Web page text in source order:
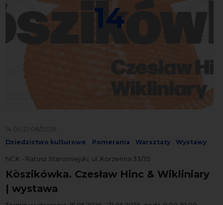
14
14.05-21.06/2026
Dziedzictwo kulturowe Pomerania Warsztaty Wystawy
NCK - Ratusz Staromiejski, ul. Korzenna 33/35
Kòszikówka. Czesław Hinc & Wikliniary
| wystawa